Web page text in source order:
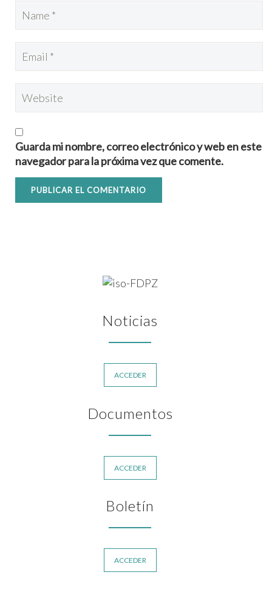
Guarda mi nombre, correo electrónico y web en este
navegador para la próxima vez que comente.
Noticias
ACCEDER
Documentos
ACCEDER
Boletín
ACCEDER